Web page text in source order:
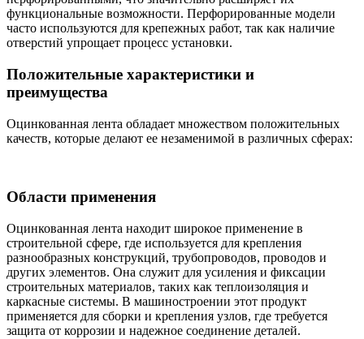
функциональные возможности. Перфорированные модели
часто используются для крепежных работ, так как наличие
отверстий упрощает процесс установки.
Положительные характеристики и
преимущества
Оцинкованная лента обладает множеством положительных
качеств, которые делают ее незаменимой в различных сферах:
Области применения
Оцинкованная лента находит широкое применение в
строительной сфере, где используется для крепления
разнообразных конструкций, трубопроводов, проводов и
других элементов. Она служит для усиления и фиксации
строительных материалов, таких как теплоизоляция и
каркасные системы. В машиностроении этот продукт
применяется для сборки и крепления узлов, где требуется
защита от коррозии и надежное соединение деталей.